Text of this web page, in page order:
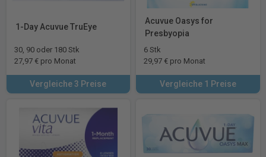
1-Day Acuvue TruEye
30, 90 oder 180 Stk
27,97 € pro Monat
Vergleiche 3 Preise
Acuvue Oasys for
Presbyopia
6 Stk
29,97 € pro Monat
Vergleiche 1 Preise